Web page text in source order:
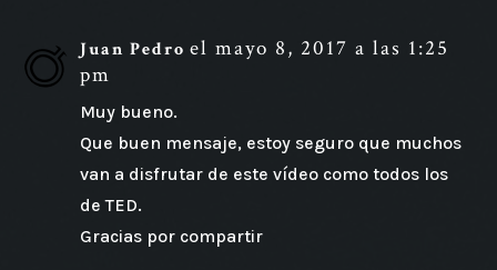
Juan Pedro el mayo 8, 2017 a las 1:25
pm
Muy bueno.
Que buen mensaje, estoy seguro que muchos
van a disfrutar de este vídeo como todos los
de TED.
Gracias por compartir